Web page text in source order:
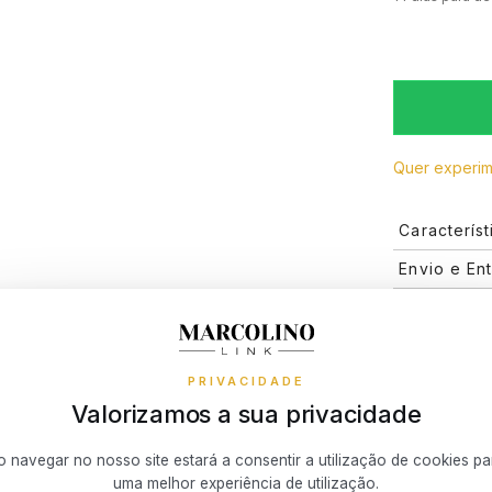
Quer
Marca
Envio e
ENVIO E
Os
após a
confirmada
Seguro
O valor do
proteção,
Que riscos
Descobre
pagar
um
PRIVACIDADE
Valorizamos a sua privacidade
navegar no nosso site estará a consentir a utilização de cookies
uma melhor experiência de utilização.